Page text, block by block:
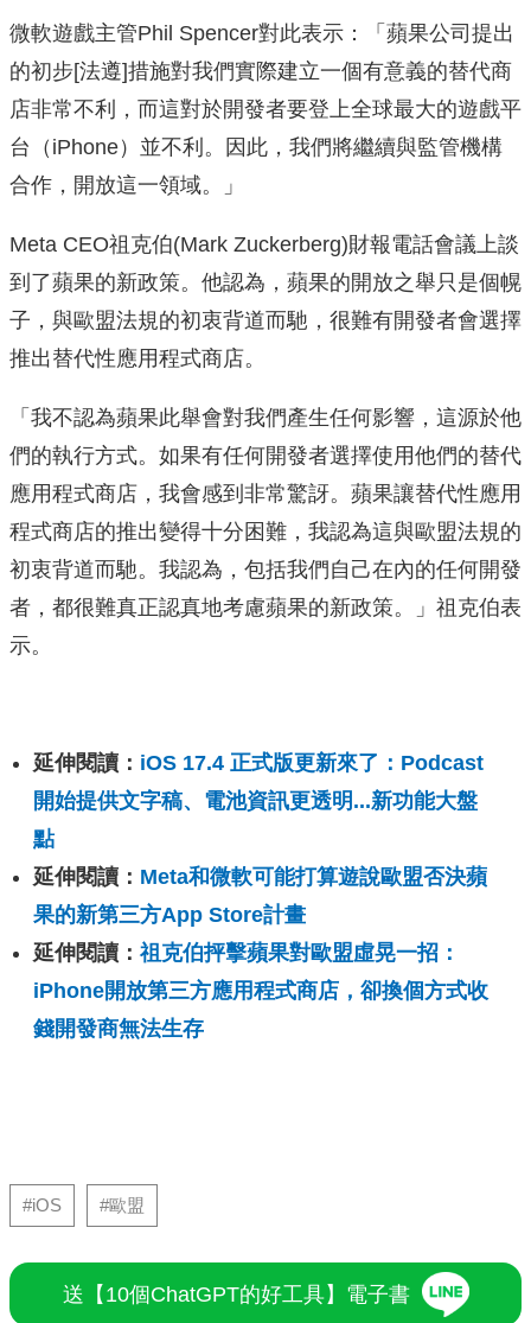
微軟遊戲主管Phil Spencer對此表示：「蘋果公司提出
的初步[法遵]措施對我們實際建立一個有意義的替代商
店非常不利，而這對於開發者要登上全球最大的遊戲平
台（iPhone）並不利。因此，我們將繼續與監管機構
合作，開放這一領域。」
Meta CEO祖克伯(Mark Zuckerberg)財報電話會議上談
到了蘋果的新政策。他認為，蘋果的開放之舉只是個幌
子，與歐盟法規的初衷背道而馳，很難有開發者會選擇
推出替代性應用程式商店。
「我不認為蘋果此舉會對我們產生任何影響，這源於他
們的執行方式。如果有任何開發者選擇使用他們的替代
應用程式商店，我會感到非常驚訝。蘋果讓替代性應用
程式商店的推出變得十分困難，我認為這與歐盟法規的
初衷背道而馳。我認為，包括我們自己在內的任何開發
者，都很難真正認真地考慮蘋果的新政策。」祖克伯表
示。
延伸閱讀： iOS 17.4 正式版更新來了：Podcast
開始提供文字稿、電池資訊更透明...新功能大盤
點
延伸閱讀： Meta和微軟可能打算遊說歐盟否決蘋
果的新第三方App Store計畫
延伸閱讀： 祖克伯抨擊蘋果對歐盟虛晃一招：
iPhone開放第三方應用程式商店，卻換個方式收
錢開發商無法生存
#iOS #歐盟
送【10個ChatGPT的好工具】電子書